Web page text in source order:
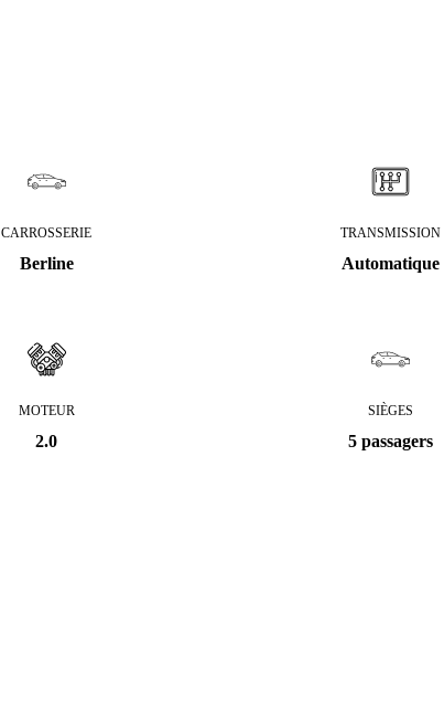
CARROSSERIE
Berline
TRANSMISSION
Automatique
MOTEUR
2.0
SIÈGES
5 passagers